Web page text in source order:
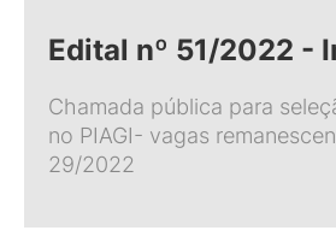
Edital nº 51/2022 -
Chamada pública para
no PIAGI- vagas
29/2022